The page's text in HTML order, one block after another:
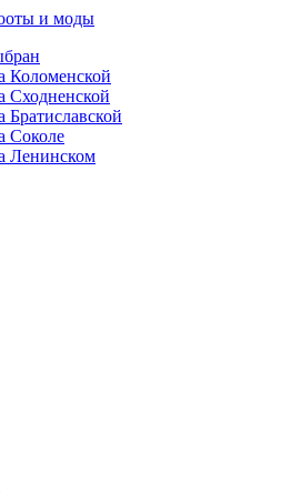
Коломенской
Сходненской
Братиславской
Соколе
Ленинском